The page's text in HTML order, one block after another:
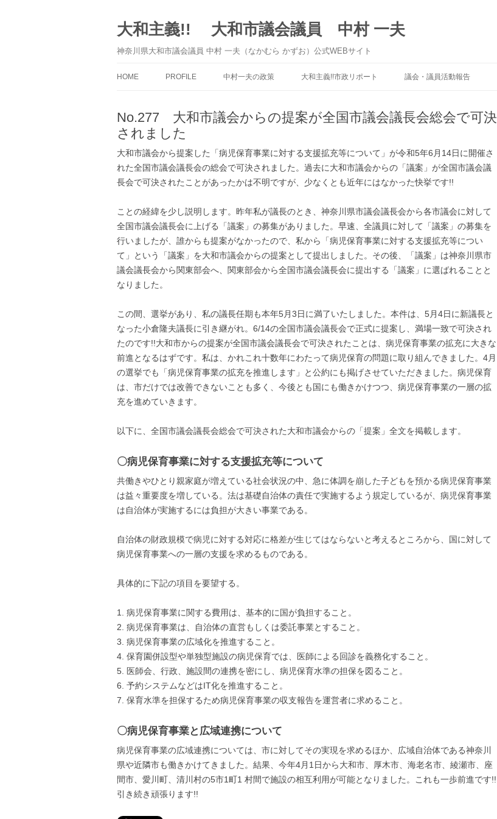
大和主義!! 大和市議会議員 中村 一夫
神奈川県大和市議会議員 中村 一夫（なかむら かずお）公式WEBサイト
HOME PROFILE 中村一夫の政策 大和主義!!市政リポート 議会・議員活動報告
No.277 大和市議会からの提案が全国市議会議長会総会で可決
されました
大和市議会から提案した「病児保育事業に対する支援拡充等について」が令和5年6月14日に開催さ
れた全国市議会議長会の総会で可決されました。過去に大和市議会からの「議案」が全国市議会議
長会で可決されたことがあったかは不明ですが、少なくとも近年にはなかった快挙です!!
ことの経緯を少し説明します。昨年私が議長のとき、神奈川県市議会議長会から各市議会に対して
全国市議会議長会に上げる「議案」の募集がありました。早速、全議員に対して「議案」の募集を
行いましたが、誰からも提案がなかったので、私から「病児保育事業に対する支援拡充等につい
て」という「議案」を大和市議会からの提案として提出しました。その後、「議案」は神奈川県市
議会議長会から関東部会へ、関東部会から全国市議会議長会に提出する「議案」に選ばれることと
なりました。
この間、選挙があり、私の議長任期も本年5月3日に満了いたしました。本件は、5月4日に新議長と
なった小倉隆夫議長に引き継がれ。6/14の全国市議会議長会で正式に提案し、満場一致で可決され
たのです!!大和市からの提案が全国市議会議長会で可決されたことは、病児保育事業の拡充に大きな
前進となるはずです。私は、かれこれ十数年にわたって病児保育の問題に取り組んできました。4月
の選挙でも「病児保育事業の拡充を推進します」と公約にも掲げさせていただきました。病児保育
は、市だけでは改善できないことも多く、今後とも国にも働きかけつつ、病児保育事業の一層の拡
充を進めていきます。
以下に、全国市議会議長会総会で可決された大和市議会からの「提案」全文を掲載します。
〇病児保育事業に対する支援拡充等について
共働きやひとり親家庭が増えている社会状況の中、急に体調を崩した子どもを預かる病児保育事業
は益々重要度を増している。法は基礎自治体の責任で実施するよう規定しているが、病児保育事業
は自治体が実施するには負担が大きい事業である。
自治体の財政規模で病児に対する対応に格差が生じてはならないと考えるところから、国に対して
病児保育事業への一層の支援を求めるものである。
具体的に下記の項目を要望する。
1. 病児保育事業に関する費用は、基本的に国が負担すること。
2. 病児保育事業は、自治体の直営もしくは委託事業とすること。
3. 病児保育事業の広域化を推進すること。
4. 保育園併設型や単独型施設の病児保育では、医師による回診を義務化すること。
5. 医師会、行政、施設間の連携を密にし、病児保育水準の担保を図ること。
6. 予約システムなどはIT化を推進すること。
7. 保育水準を担保するため病児保育事業の収支報告を運営者に求めること。
〇病児保育事業と広域連携について
病児保育事業の広域連携については、市に対してその実現を求めるほか、広域自治体である神奈川
県や近隣市も働きかけてきました。結果、今年4月1日から大和市、厚木市、海老名市、綾瀬市、座
間市、愛川町、清川村の5市1町1 村間で施設の相互利用が可能となりました。これも一歩前進です!!
引き続き頑張ります!!